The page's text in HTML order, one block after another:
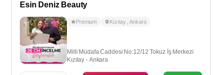
Esin Deniz Beauty
Premium Kızılay ,Ankara
Milli Müdafa Caddesi No:12/12 Tokuz İş Merkezi
Kızılay - Ankara